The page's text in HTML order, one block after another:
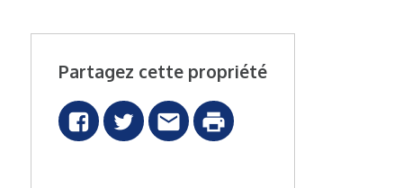
Partagez cette propriété